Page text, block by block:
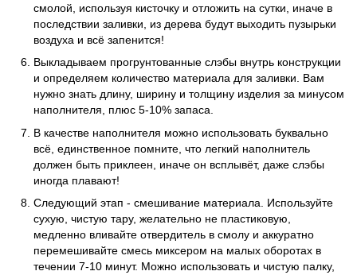
смолой, используя кисточку и отложить на сутки, иначе в
последствии заливки, из дерева будут выходить пузырьки
воздуха и всё запенится!
Выкладываем прогрунтованные слэбы внутрь конструкции
и определяем количество материала для заливки. Вам
нужно знать длину, ширину и толщину изделия за минусом
наполнителя, плюс 5-10% запаса.
В качестве наполнителя можно использовать буквально
всё, единственное помните, что легкий наполнитель
должен быть приклеен, иначе он всплывёт, даже слэбы
иногда плавают!
Следующий этап - смешивание материала. Используйте
сухую, чистую тару, желательно не пластиковую,
медленно вливайте отвердитель в смолу и аккуратно
перемешивайте смесь миксером на малых оборотах в
течении 7-10 минут. Можно использовать и чистую палку,